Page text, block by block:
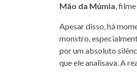
Mão da Múmia,
Apesar disso, há
monstro,
por um absoluto
que ele analisava. A